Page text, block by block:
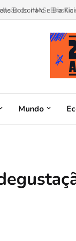
do INAS:
Mundo